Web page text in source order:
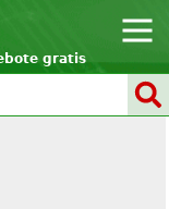
gratis